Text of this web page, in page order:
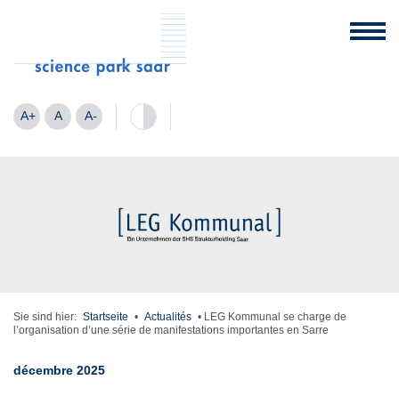
A+ A A-
Sie sind hier: Startseite • Actualités • LEG Kommunal se charge de
l’organisation d’une série de manifestations importantes en Sarre
décembre 2025